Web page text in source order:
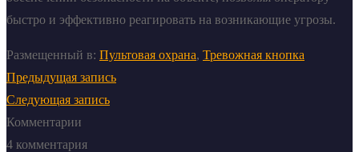
быстро и эффективно реагировать на возникающие угрозы.
Размещенный в: Пультовая охрана, Тревожная кнопка
Предыдущая запись
Следующая запись
Комментарии
4 комментария